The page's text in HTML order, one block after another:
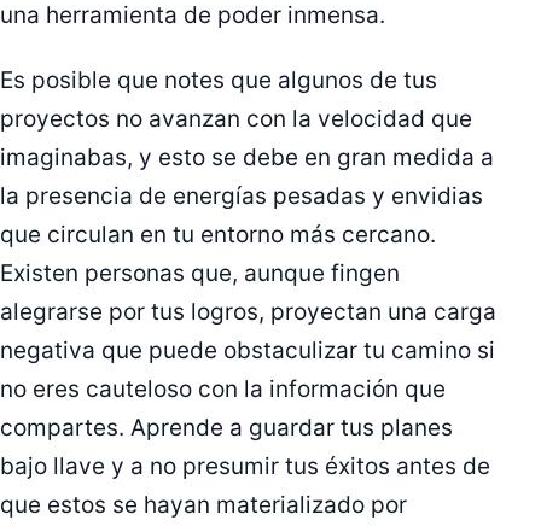
una herramienta de poder inmensa.
Es posible que notes que algunos de tus
proyectos no avanzan con la velocidad que
imaginabas, y esto se debe en gran medida a
la presencia de energías pesadas y envidias
que circulan en tu entorno más cercano.
Existen personas que, aunque fingen
alegrarse por tus logros, proyectan una carga
negativa que puede obstaculizar tu camino si
no eres cauteloso con la información que
compartes. Aprende a guardar tus planes
bajo llave y a no presumir tus éxitos antes de
que estos se hayan materializado por